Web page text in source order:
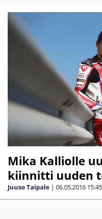
Mika Kalliolle
kiinnitti uuden
Juuso Taipale | 06.05.2016 15:45